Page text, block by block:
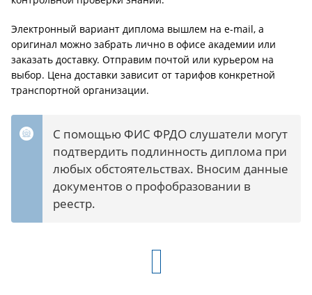
Электронный вариант диплома вышлем на e-mail, а
оригинал можно забрать лично в офисе академии или
заказать доставку. Отправим почтой или курьером на
выбор. Цена доставки зависит от тарифов конкретной
транспортной организации.
С помощью ФИС ФРДО слушатели могут
подтвердить подлинность диплома при
любых обстоятельствах. Вносим данные
документов о профобразовании в
реестр.